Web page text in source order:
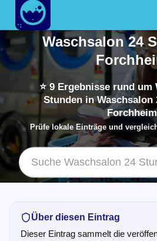
Waschsalon 24
⭐ 9Ergebnisse rund um
Stunden in Waschsalon
Forchheim
Prüfe lokale Einträge und
Über diesen Eintrag
Dieser Eintrag sammelt die